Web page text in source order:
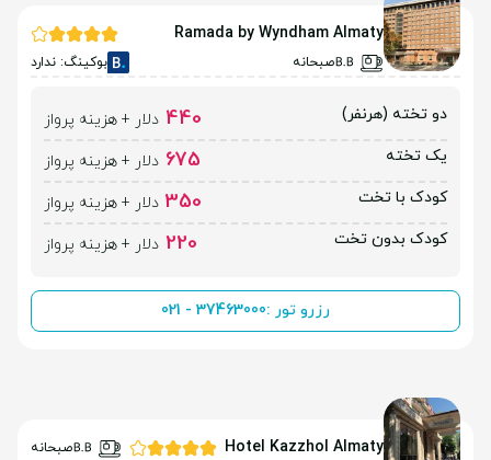
Ramada by Wyndham Almaty
صبحانه بوکینگ: ندارد
دو تخته (هرنفر) 440 دلار + هزینه پرواز
یک تخته
675 دلار + هزینه پرواز
کودک با تخت
350 دلار + هزینه پرواز
کودک بدون تخت
220 دلار + هزینه پرواز
رزرو تور :021 - 37463000
Hotel Kazzhol Almaty
صبحانه